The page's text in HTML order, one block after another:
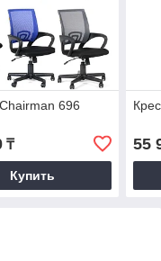
696
₸
Купить
55